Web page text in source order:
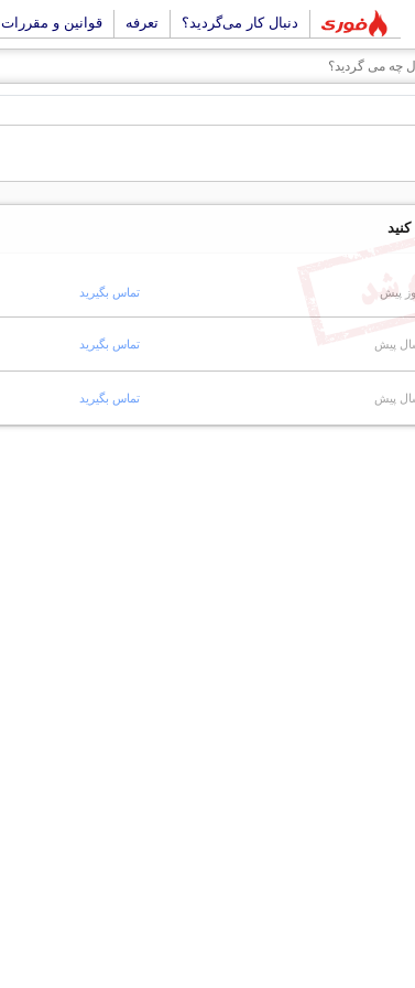
دنبال کار می‌گردید؟ تعرفه قوانین و مقررات
تماس بگیرید
تماس بگیرید
تماس بگیرید